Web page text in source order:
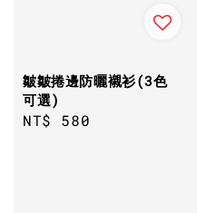
皺皺捲邊防曬襯衫(3色
可選)
Regular
NT$ 580